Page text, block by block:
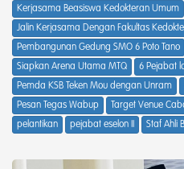
Kerjasama Beasiswa Kedokteran Umum
Jalin Kerjasama Dengan Fakultas
Pembangunan Gedung SMO 6 Poto Tano
Siapkan Arena Utama MTQ
6 Pejabat
Pemda KSB Teken Mou dengan Unram
Pesan Tegas Wabup
Target Venue
pelantikan
pejabat eselon II Staf Ahli